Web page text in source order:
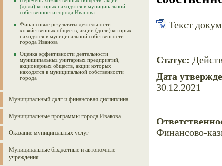
(доли) которых находятся в муниципальной
собственности города Иванова
Финансовые результаты деятельности
хозяйственных обществ, акции (доли) которых
находятся в муниципальной собственности
города Иванова
Оценка эффективности деятельности
муниципальных унитарных предприятий,
акционерных обществ, акции которых
находятся в муниципальной собственности
города
Муниципальный долг и финансовая дисциплина
Муниципальные программы города Иванова
Оказание муниципальных услуг
Муниципальные бюджетные и автономные
учреждения
Текст
Статус:
Дата
30.12.2021
Финансово-